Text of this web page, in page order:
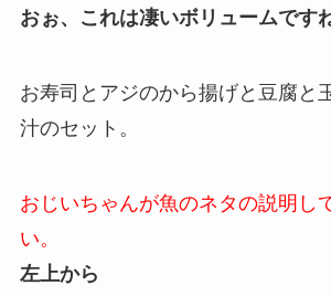
おぉ、これは凄いボリュームです
お寿司とアジのから揚げと豆腐と
汁のセット。
おじいちゃんが魚のネタの説明し
い。
左上から